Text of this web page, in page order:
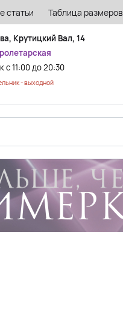
статьи Таблица размеров
Крутицкий Вал, 14
с 11:00 до 20:30
- выходной